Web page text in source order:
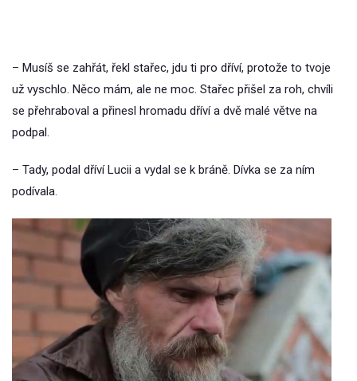
– Musíš se zahřát, řekl stařec, jdu ti pro dříví, protože to tvoje
už vyschlo. Něco mám, ale ne moc. Stařec přišel za roh, chvíli
se přehraboval a přinesl hromadu dříví a dvě malé větve na
podpal.
– Tady, podal dříví Lucii a vydal se k bráně. Dívka se za ním
podívala.